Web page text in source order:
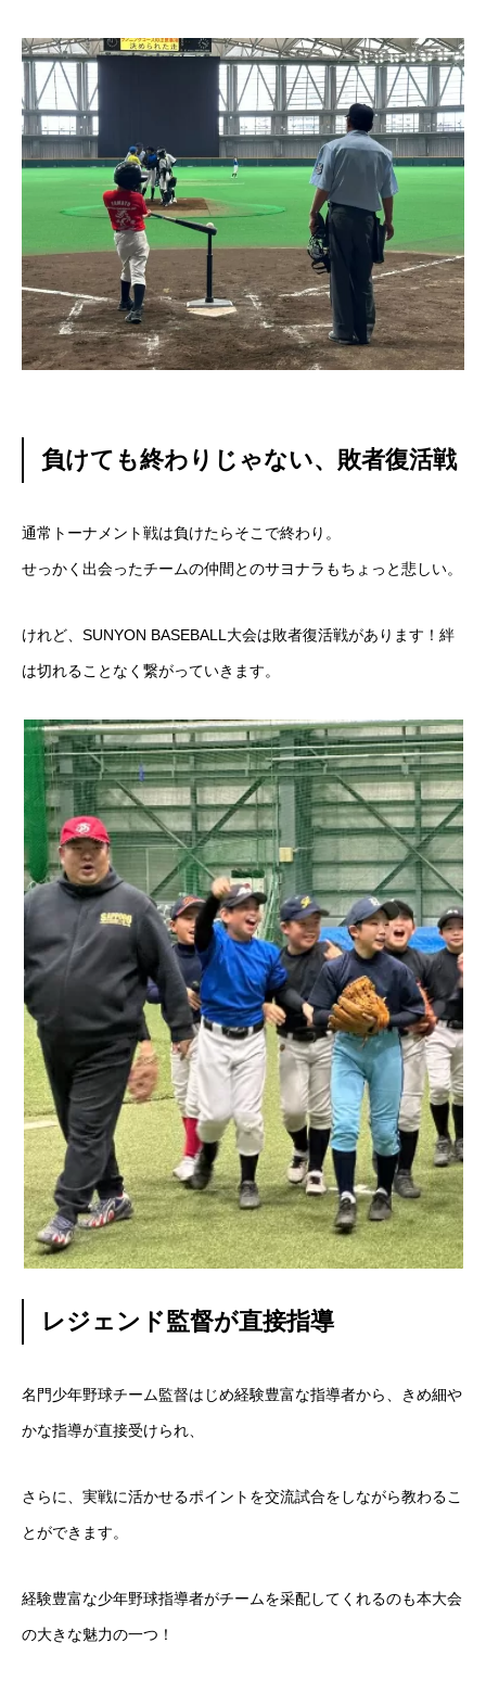
負けても終わりじゃない、敗者復活戦
通常トーナメント戦は負けたらそこで終わり。
せっかく出会ったチームの仲間とのサヨナラもちょっと悲しい。
けれど、SUNYON BASEBALL大会は敗者復活戦があります！絆
は切れることなく繋がっていきます。
レジェンド監督が直接指導
名門少年野球チーム監督はじめ経験豊富な指導者から、きめ細や
かな指導が直接受けられ、
さらに、実戦に活かせるポイントを交流試合をしながら教わるこ
とができます。
経験豊富な少年野球指導者がチームを采配してくれるのも本大会
の大きな魅力の一つ！